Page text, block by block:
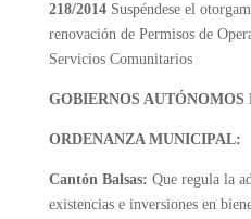
218/2014Suspéndese el
renovación de Permisos de
Servicios Comunitarios
GOBIERNOS AUTÓNOMOS
ORDENANZA MUNICIPAL:
Cantón Balsas: Que regula la
existencias e inversiones en